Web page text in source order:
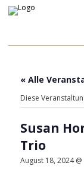
« Alle
Diese
Susan
Trio
August 18, 2024